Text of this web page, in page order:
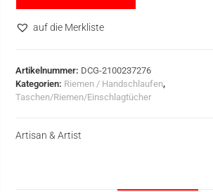
auf die Merkliste
Artikelnummer: DCG-2100237276
Kategorien: Riemen / Handschlaufen,
Taschen/Riemen/Einschlagtücher
Artisan & Artist